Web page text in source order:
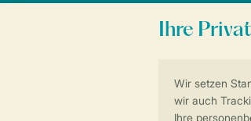
Sicher und schnell zur Online-Buchung